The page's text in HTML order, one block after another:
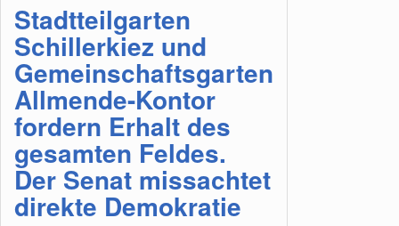
Stadtteilgarten
Schillerkiez und
Gemeinschaftsgarten
Allmende-Kontor
fordern Erhalt des
gesamten Feldes.
Der Senat missachtet
direkte Demokratie